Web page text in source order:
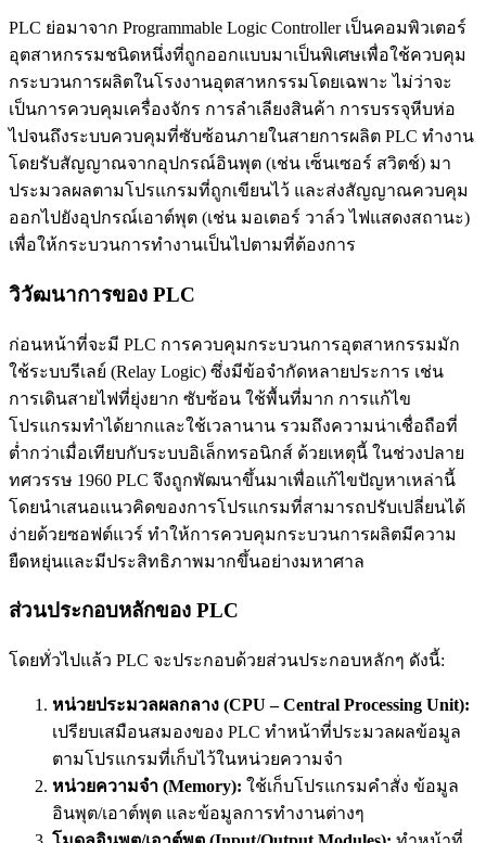
PLC ย่อมาจาก Programmable Logic Controller เป็นคอมพิวเตอร์
อุตสาหกรรมชนิดหนึ่งที่ถูกออกแบบมาเป็นพิเศษเพื่อใช้ควบคุม
กระบวนการผลิตในโรงงานอุตสาหกรรมโดยเฉพาะ ไม่ว่าจะ
เป็นการควบคุมเครื่องจักร การลำเลียงสินค้า การบรรจุหีบห่อ
ไปจนถึงระบบควบคุมที่ซับซ้อนภายในสายการผลิต PLC ทำงาน
โดยรับสัญญาณจากอุปกรณ์อินพุต (เช่น เซ็นเซอร์ สวิตช์) มา
ประมวลผลตามโปรแกรมที่ถูกเขียนไว้ และส่งสัญญาณควบคุม
ออกไปยังอุปกรณ์เอาต์พุต (เช่น มอเตอร์ วาล์ว ไฟแสดงสถานะ)
เพื่อให้กระบวนการทำงานเป็นไปตามที่ต้องการ
วิวัฒนาการของ PLC
ก่อนหน้าที่จะมี PLC การควบคุมกระบวนการอุตสาหกรรมมัก
ใช้ระบบรีเลย์ (Relay Logic) ซึ่งมีข้อจำกัดหลายประการ เช่น
การเดินสายไฟที่ยุ่งยาก ซับซ้อน ใช้พื้นที่มาก การแก้ไข
โปรแกรมทำได้ยากและใช้เวลานาน รวมถึงความน่าเชื่อถือที่
ต่ำกว่าเมื่อเทียบกับระบบอิเล็กทรอนิกส์ ด้วยเหตุนี้ ในช่วงปลาย
ทศวรรษ 1960 PLC จึงถูกพัฒนาขึ้นมาเพื่อแก้ไขปัญหาเหล่านี้
โดยนำเสนอแนวคิดของการโปรแกรมที่สามารถปรับเปลี่ยนได้
ง่ายด้วยซอฟต์แวร์ ทำให้การควบคุมกระบวนการผลิตมีความ
ยืดหยุ่นและมีประสิทธิภาพมากขึ้นอย่างมหาศาล
ส่วนประกอบหลักของ PLC
โดยทั่วไปแล้ว PLC จะประกอบด้วยส่วนประกอบหลักๆ ดังนี้:
หน่วยประมวลผลกลาง (CPU – Central Processing Unit):
เปรียบเสมือนสมองของ PLC ทำหน้าที่ประมวลผลข้อมูล
ตามโปรแกรมที่เก็บไว้ในหน่วยความจำ
หน่วยความจำ (Memory): ใช้เก็บโปรแกรมคำสั่ง ข้อมูล
อินพุต/เอาต์พุต และข้อมูลการทำงานต่างๆ